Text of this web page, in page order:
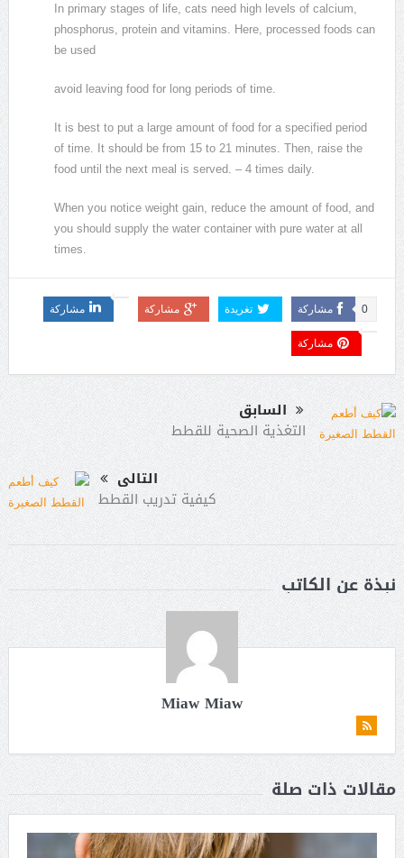
In primary stages of life, cats need high levels of calcium,
phosphorus, protein and vitamins. Here, processed foods can
be used
avoid leaving food for long periods of time.
It is best to put a large amount of food for a specified period
of time. It should be from 15 to 21 minutes. Then, raise the
food until the next meal is served. – 4 times daily.
When you notice weight gain, reduce the amount of food, and
you should supply the water container with pure water at all
times.
مشاركة 0 تغريدة مشاركة مشاركة
مشاركة
السابق
التغذية الصحية للقطط
التالى
كيفية تدريب القطط
نبذة عن الكاتب
Miaw Miaw
مقالات ذات صلة